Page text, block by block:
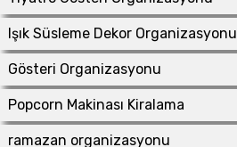
Işık Süsleme Dekor Organizasyonu
Gösteri Organizasyonu
Popcorn Makinası Kiralama
ramazan organizasyonu